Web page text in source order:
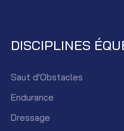
DISCIPLINES
Saut d'Obstacles
Endurance
Dressage